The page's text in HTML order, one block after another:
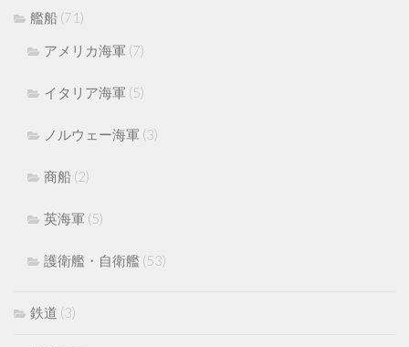
艦船 (71)
アメリカ海軍 (7)
イタリア海軍 (5)
ノルウェー海軍 (3)
商船 (2)
英海軍 (5)
護衛艦・自衛艦 (53)
鉄道 (3)